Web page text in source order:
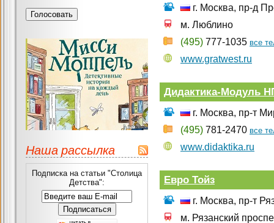
г. Москва, пр-д
м. Люблино
(495) 777-1035 все
www.gratwest.ru
Дидактика-Модуль
г. Москва, пр-т
(495) 781-2470 все
www.didaktika.ru
Евро Тойз
г. Москва, пр-т
м. Рязанский
Наша рассылка
Подписка на статьи "Столица
Детства":